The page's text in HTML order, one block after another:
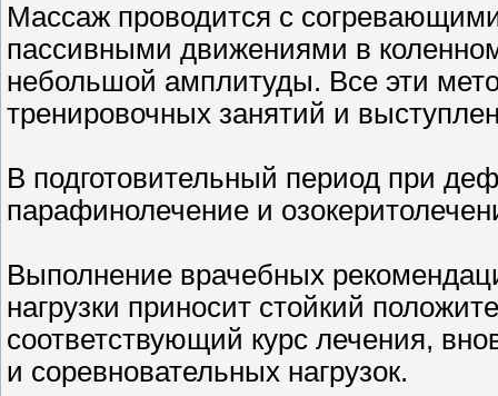
Массаж проводится с
пассивными движениями в
небольшой амплитуды. Все эти
тренировочных занятий и
В подготовительный период при
парафинолечение и
Выполнение врачебных
нагрузки приносит стойкий
соответствующий курс лечения,
и соревновательных нагрузок.